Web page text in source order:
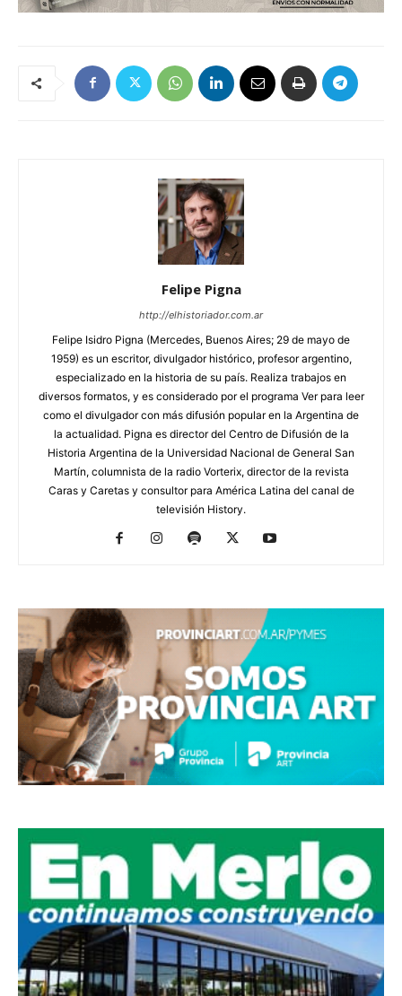
Felipe Pigna
http://elhistoriador.com.ar
Felipe Isidro Pigna (Mercedes, Buenos Aires; 29 de mayo de
1959) es un escritor, divulgador histórico, profesor argentino,
especializado en la historia de su país. Realiza trabajos en
diversos formatos, y es considerado por el programa Ver para leer
como el divulgador con más difusión popular en la Argentina de
la actualidad. Pigna es director del Centro de Difusión de la
Historia Argentina de la Universidad Nacional de General San
Martín, columnista de la radio Vorterix, director de la revista
Caras y Caretas y consultor para América Latina del canal de
televisión History.